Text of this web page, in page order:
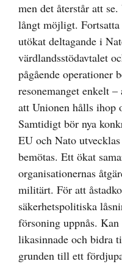
men det återstår att
långt möjligt.
utökat deltagande i
värdlandsstödavtalet
pågående operationer
resonemanget enkelt
att Unionen hålls ihop
Samtidigt bör nya
EU och Nato
bemötas. Ett ökat
organisationernas
militärt. För att
säkerhetspolitiska
försoning uppnås.
likasinnade och bidra
grunden till ett